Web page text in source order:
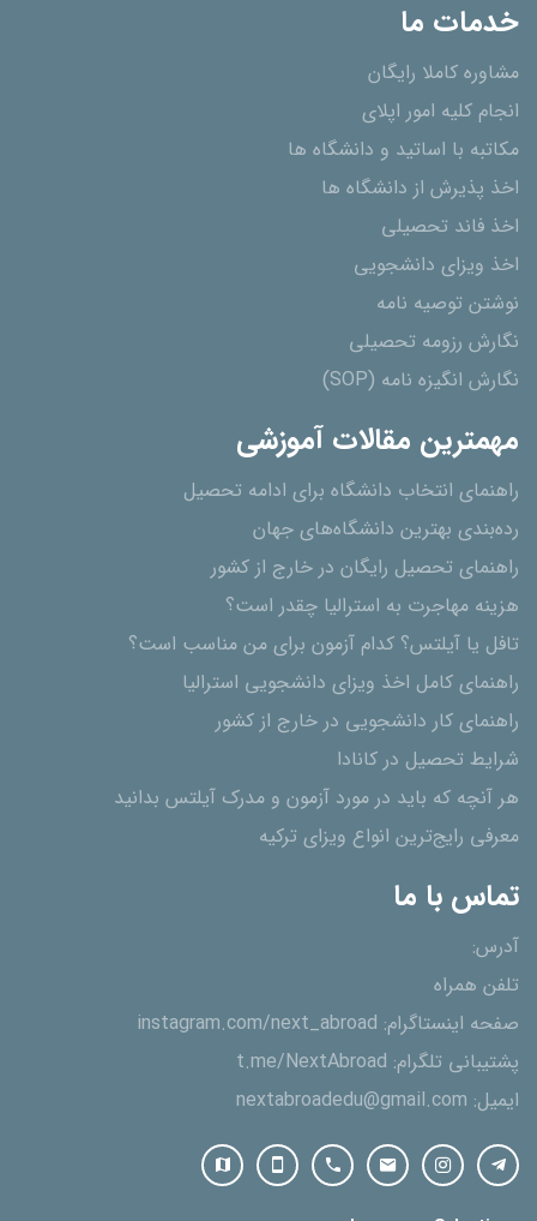
خدمات ما
مشاوره کاملا رایگان
انجام کلیه امور اپلای
مکاتبه با اساتید و دانشگاه ها
اخذ پذیرش از دانشگاه ھا
اخذ فاند تحصیلی
اخذ ویزای دانشجویی
نوشتن توصیه نامه
نگارش رزومه تحصیلی
نگارش انگیزه نامه (SOP)
مهمترین مقالات آموزشی
راهنمای انتخاب دانشگاه برای ادامه تحصیل
رده‌بندی بهترین دانشگاه‌های جهان
راهنمای تحصیل رایگان در خارج از کشور
هزینه مهاجرت به استرالیا چقدر است؟
تافل یا آیلتس؟ کدام آزمون برای من مناسب است؟
راهنمای کامل اخذ ویزای دانشجویی استرالیا
راهنمای کار دانشجویی در خارج از کشور
شرایط تحصیل در کانادا
هر آنچه که باید در مورد آزمون و مدرک آیلتس بدانید
معرفی رایج‌ترین انواع ویزای ترکیه
تماس با ما
آدرس:
تلفن همراه
صفحه اینستاگرام: instagram.com/next_abroad
پشتیبانی تلگرام: t.me/NextAbroad
ایمیل: nextabroadedu@gmail.com